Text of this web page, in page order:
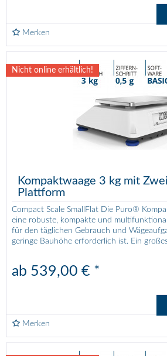
Merken
Nicht online erhältlich!
Kompaktwaage 3 kg mit
Plattform
Compact Scale SmallFlat Die Puro®
eine robuste, kompakte und
für den täglichen Gebrauch und
geringe Bauhöhe erforderlich ist. Ein
ab 539,00 € *
Merken